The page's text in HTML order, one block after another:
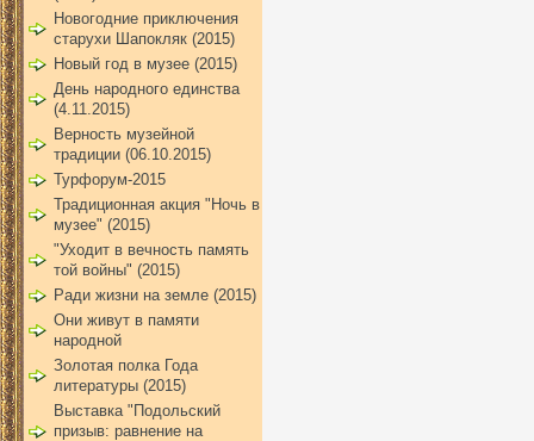
Новогодние приключения
старухи Шапокляк (2015)
Новый год в музее (2015)
День народного единства
(4.11.2015)
Верность музейной
традиции (06.10.2015)
Турфорум-2015
Традиционная акция "Ночь в
музее" (2015)
"Уходит в вечность память
той войны" (2015)
Ради жизни на земле (2015)
Они живут в памяти
народной
Золотая полка Года
литературы (2015)
Выставка "Подольский
призыв: равнение на